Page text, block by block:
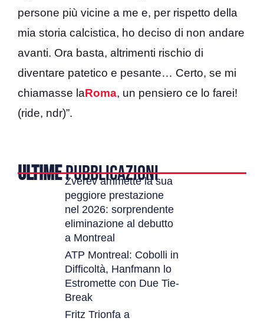
persone più vicine a me e, per rispetto della
mia storia calcistica, ho deciso di non andare
avanti. Ora basta, altrimenti rischio di
diventare patetico e pesante… Certo, se mi
chiamasse laRoma, un pensiero ce lo farei!
(ride, ndr)”.
ULTIMEPUBBLICAZIONI
Zverev ammette la sua
peggiore prestazione
nel 2026: sorprendente
eliminazione al debutto
a Montreal
ATP Montreal: Cobolli in
Difficoltà, Hanfmann lo
Estromette con Due Tie-
Break
Fritz Trionfa a